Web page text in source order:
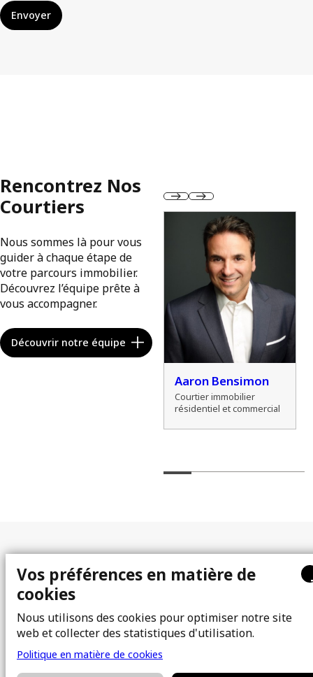
Envoyer
Rencontrez Nos
Courtiers
Nous sommes là pour vous
guider à chaque étape de
votre parcours immobilier.
Découvrez l’équipe prête à
vous accompagner.
Découvrir notre équipe
Aaron Bensimon
Courtier immobilier
résidentiel et commercial
Plan du site
À propos
Équipe
Photos
Courtiers immobiliers
Propriétés
Vendre
FAQ
Blogue
Contact
Vos préférences en matière de
cookies
Nous utilisons des cookies pour optimiser notre site
web et collecter des statistiques d'utilisation.
Politique en matière de cookies